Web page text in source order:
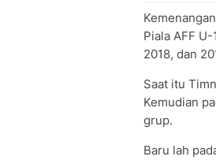
Piala AFF
2018, dan
Saat itu
Kemudian
grup.
Baru lah